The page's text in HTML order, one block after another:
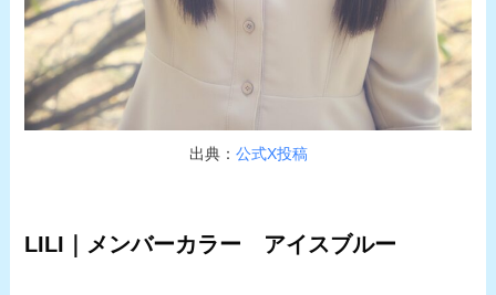
出典： 公式X投稿
LILI｜メンバーカラー アイスブルー